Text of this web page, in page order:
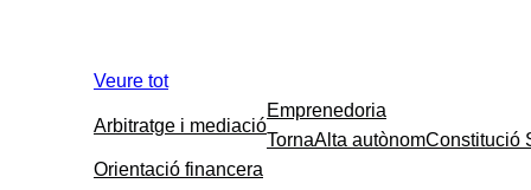
Veure tot
Arbitratge i mediació
Emprenedoria
TornaAlta autònomConstitució
Orientació financera